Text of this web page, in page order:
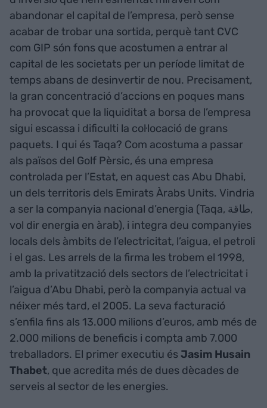
abandonar el capital de l’empresa, però sense
acabar de trobar una sortida, perquè tant CVC
com GIP són fons que acostumen a entrar al
capital de les societats per un període limitat de
temps abans de desinvertir de nou. Precisament,
la gran concentració d’accions en poques mans
ha provocat que la liquiditat a borsa de l’empresa
sigui escassa i dificulti la col·locació de grans
paquets. I qui és Taqa? Com acostuma a passar
als països del Golf Pèrsic, és una empresa
controlada per l’Estat, en aquest cas Abu Dhabi,
un dels territoris dels Emirats Àrabs Units. Vindria
a ser la companyia nacional d’energia (Taqa, طاقة,
vol dir energia en àrab), i integra deu companyies
locals dels àmbits de l’electricitat, l’aigua, el petroli
i el gas. Les arrels de la firma les trobem el 1998,
amb la privatització dels sectors de l’electricitat i
l’aigua d’Abu Dhabi, però la companyia actual va
néixer més tard, el 2005. La seva facturació
s’enfila fins als 13.000 milions d’euros, amb més de
2.000 milions de beneficis i compta amb 7.000
treballadors. El primer executiu ésJasim Husain
Thabet, que acredita més de dues dècades de
serveis al sector de les energies.